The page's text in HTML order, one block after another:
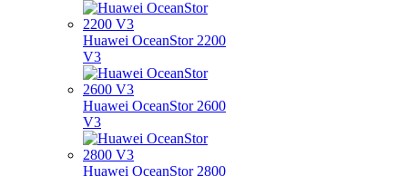
Huawei OceanStor 2200
V3
Huawei OceanStor 2600
V3
Huawei OceanStor 2800